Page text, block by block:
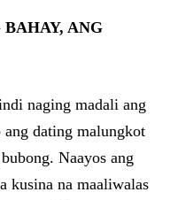
BAHAY, ANG
naging madali ang
dating malungkot
Naayos ang
kusina na maaliwalas